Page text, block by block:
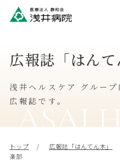
♯01 外来
♯02 入院
♯03 訪問
広報誌「はんて
浅井ヘルスケア グルー
広報誌です。
ASAI
トップ 広報誌「はんてん木」
楽部